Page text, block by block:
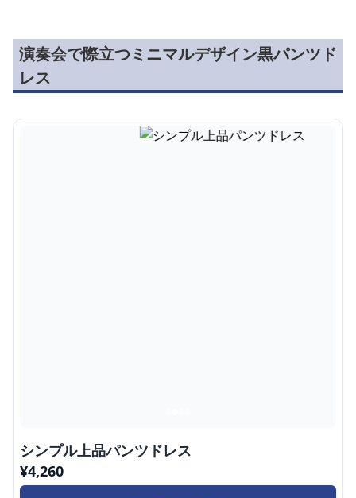
演奏会で際立つミニマルデザイン黒パンツド
レス
シンプル上品パンツドレス
¥4,260